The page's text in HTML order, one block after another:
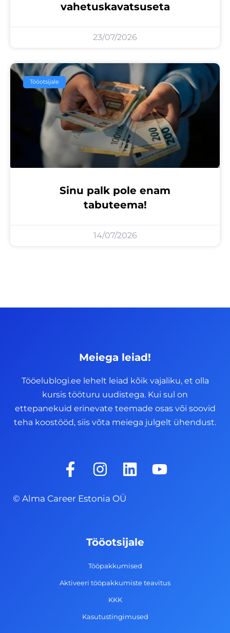
vahetuskavatsuseta
23/07/2026
Tööotsijale
Sinu palk pole enam
tabuteema!
14/07/2026
Meiega leiad!
Tööelublogi.ee lehelt leiad kõik vajaliku, et olla
kursis tööturu uudistega. Kui sul on
ettepanekuid erinevate teemade osas või soovid
teha koostööd, siis võta meiega julgelt ühendust.
F
a
e
-
I
n
s
t
g
a
m
L
i
d
n
Y
o
© Alma Career Estonia OÜ
Tööotsijale
Tööpakkumised
Aktiveeri tööpakkumiste teavitus
KKK
Kasutustingimused